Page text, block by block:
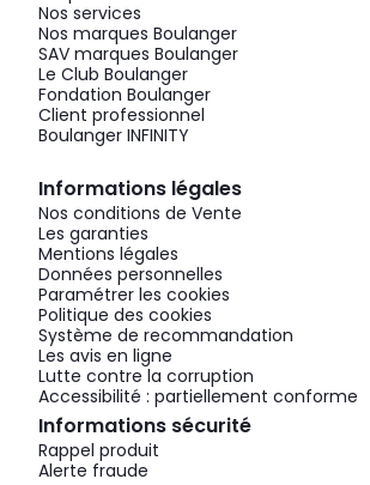
Nos services
Nos marques Boulanger
SAV marques Boulanger
Le Club Boulanger
Fondation Boulanger
Client professionnel
Boulanger INFINITY
Informations légales
Nos conditions de Vente
Les garanties
Mentions légales
Données personnelles
Paramétrer les cookies
Politique des cookies
Système de recommandation
Les avis en ligne
Lutte contre la corruption
Accessibilité : partiellement conforme
Informations sécurité
Rappel produit
Alerte fraude